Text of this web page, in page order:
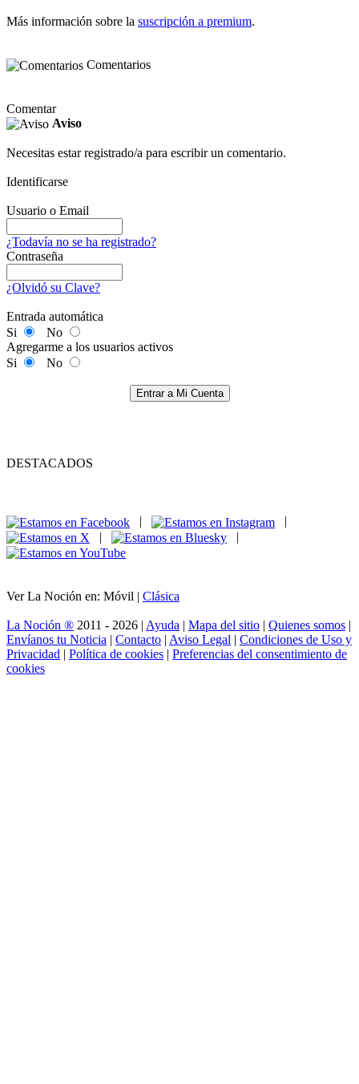
Más información sobre la suscripción a premium.
Comentarios
Comentar
Aviso
Necesitas estar registrado/a para escribir un comentario.
Identificarse
Usuario o Email
¿Todavía no se ha registrado?
Contraseña
¿Olvidó su Clave?
Entrada automática
Si
No
Agregarme a los usuarios activos
Si
No
Entrar a Mi Cuenta
DESTACADOS
|
|
Ver La Noción en: Móvil | Clásica
La Noción ® 2011 - 2026 | Ayuda | Mapa del sitio | Quienes somos |
Envíanos tu Noticia | Contacto | Aviso Legal | Condiciones de Uso y
Privacidad | Política de cookies | Preferencias del consentimiento de
cookies